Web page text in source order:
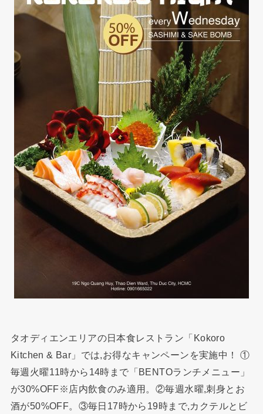
タオディエンエリアの日本食レストラン「Kokoro
Kitchen & Bar」では,お得なキャンペーンを実施中！ ①
毎週火曜11時から14時まで「BENTOランチメニュー」
が30%OFF※店内飲食のみ適用。②毎週水曜,刺身とお
酒が50%OFF。③毎日17時から19時まで,カクテルとビ